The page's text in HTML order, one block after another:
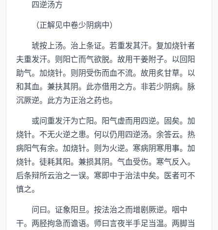
四逆汤方
（正解见中卷少阴病中）
琥按上汤。治上条证。若重发其汗。复加烧针者
夫重发汗。则阳亡而气欲脱。故用干姜附子。以回阳
助气。加烧针。则阴受伤而血不流。故用炙甘草。以
和其血。兼扶其阴。此亦借用之方。非若少阴病。脉
沉厥逆。此方为正治之药也。
或问重发汗为亡阳。阳气虚而用四逆。固矣。加
烧针。不无火逆之患。何以仍用四逆汤。余答云。热
病阳气有余。加烧针。则为火逆。寒病阴寒用事。加
烧针。徒耗其阳。兼损其阴。气血受伤。寒气反入。
后条辩所云治之一误。寒即中于治法中矣。医者可不
慎之。
问曰。证象阳旦。按法治之而增剧厥逆。咽中
干。两胫拘急而谵语。师曰言夜半手足当温。两脚当